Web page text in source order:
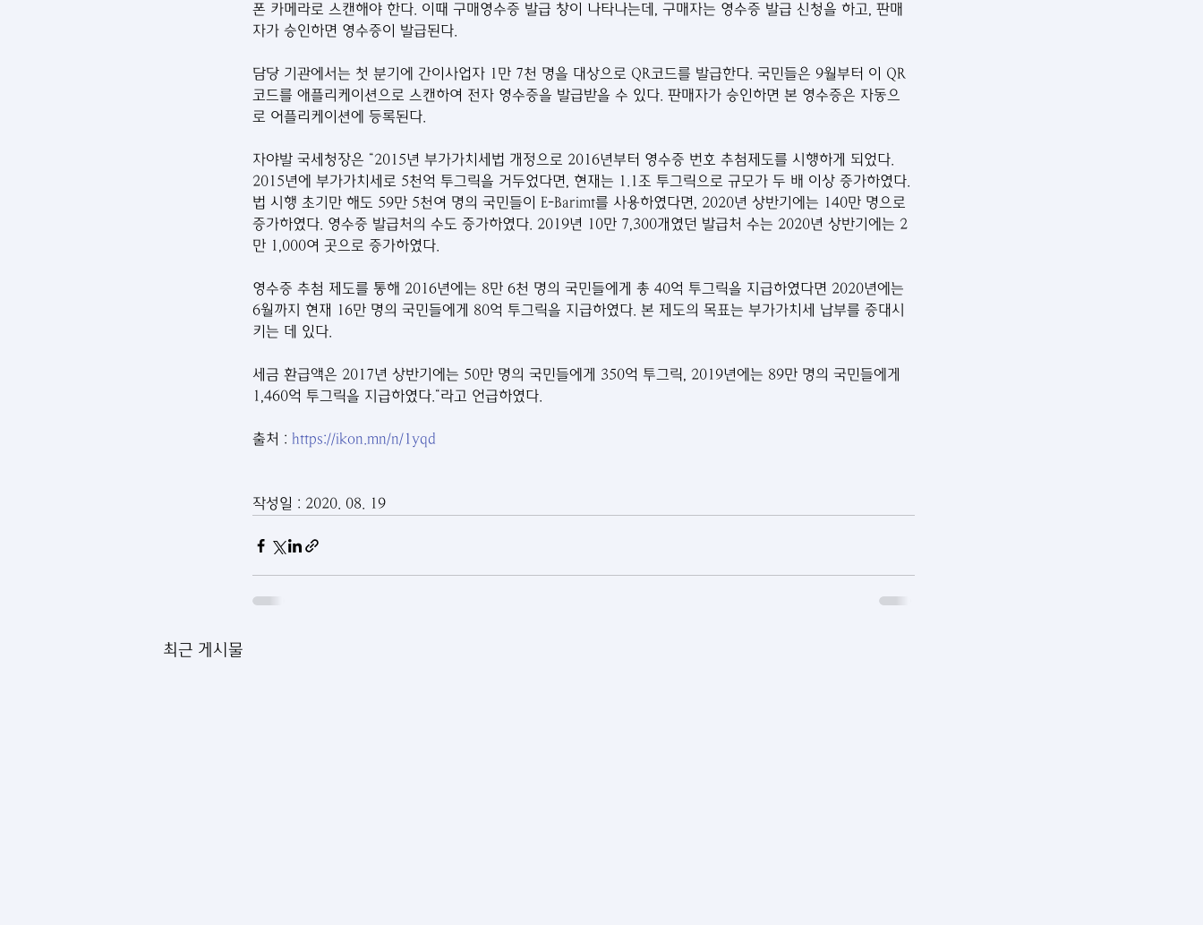
폰 카메라로 스캔해야 한다. 이때 구매영수증 발급 창이 나타나는데, 구매자는 영수증 발급 신청을 하고, 판매
자가 승인하면 영수증이 발급된다.
담당 기관에서는 첫 분기에 간이사업자 1만 7천 명을 대상으로 QR코드를 발급한다. 국민들은 9월부터 이 QR
코드를 애플리케이션으로 스캔하여 전자 영수증을 발급받을 수 있다. 판매자가 승인하면 본 영수증은 자동으
로 어플리케이션에 등록된다.
자야발 국세청장은 “2015년 부가가치세법 개정으로 2016년부터 영수증 번호 추첨제도를 시행하게 되었다.
2015년에 부가가치세로 5천억 투그릭을 거두었다면, 현재는 1.1조 투그릭으로 규모가 두 배 이상 증가하였다.
법 시행 초기만 해도 59만 5천여 명의 국민들이 E-Barimt를 사용하였다면, 2020년 상반기에는 140만 명으로
증가하였다. 영수증 발급처의 수도 증가하였다. 2019년 10만 7,300개였던 발급처 수는 2020년 상반기에는 2
만 1,000여 곳으로 증가하였다.
영수증 추첨 제도를 통해 2016년에는 8만 6천 명의 국민들에게 총 40억 투그릭을 지급하였다면 2020년에는
6월까지 현재 16만 명의 국민들에게 80억 투그릭을 지급하였다. 본 제도의 목표는 부가가치세 납부를 증대시
키는 데 있다.
세금 환급액은 2017년 상반기에는 50만 명의 국민들에게 350억 투그릭, 2019년에는 89만 명의 국민들에게
1,460억 투그릭을 지급하였다.“라고 언급하였다.
출처 : https://ikon.mn/n/1yqd
작성일 : 2020. 08. 19
최근 게시물